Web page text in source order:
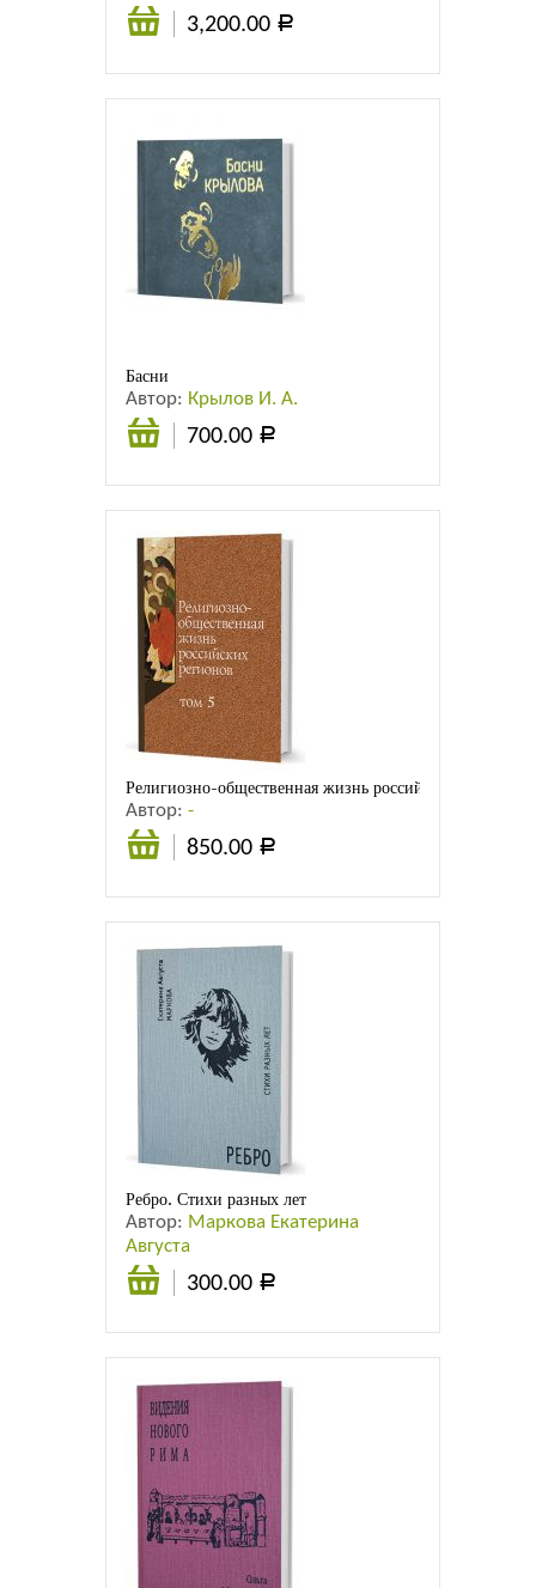
3,200.00 Р
Басни
Автор: Крылов И. А.
700.00 Р
Религиозно-общественная жизнь российских
Автор:-
850.00 Р
Ребро. Стихи разных лет
Автор: Маркова Екатерина
Августа
300.00 Р